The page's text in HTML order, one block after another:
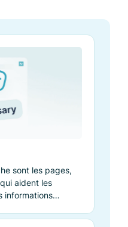
sont les pages,
aident les
informations